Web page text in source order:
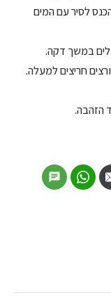
לסיר עם המים
במשך דקה.
חריצים למעלה.